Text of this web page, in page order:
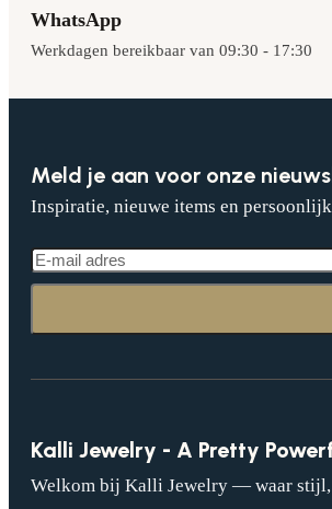
WhatsApp
Werkdagen bereikbaar van 09:30 - 17:30
Meld je aan voor onze
Inspiratie, nieuwe items en
Kalli Jewelry - A Pretty
Welkom bij Kalli Jewelry — waar stijl,